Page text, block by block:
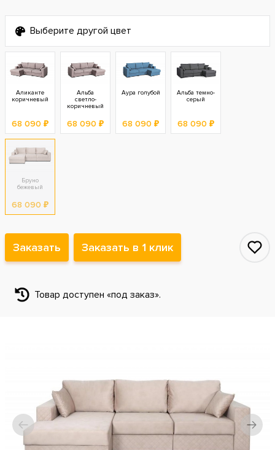
Выберите другой цвет
Аликанте
коричневый
68 090 ₽
Альба
светло-
коричневый
68 090 ₽
Аура голубой
68 090 ₽
Альба темно-
серый
68 090 ₽
Бруно
бежевый
68 090 ₽
Заказать Заказать в 1 клик
Товар доступен «под заказ».